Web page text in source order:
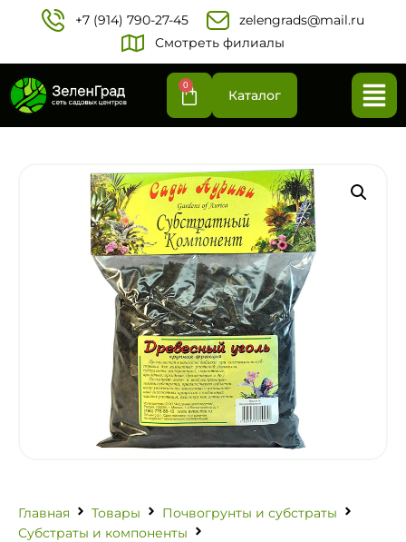
+7 (914) 790-27-45‬
zelengrads@mail.ru
Смотреть филиалы
0
Каталог
Главная Товары
Почвогрунты и субстраты
Субстраты и компоненты